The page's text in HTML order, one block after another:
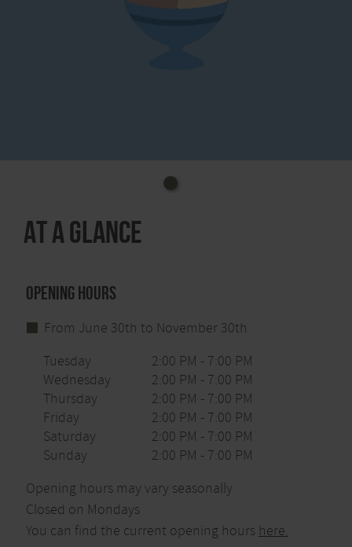
At a glance
Opening hours
From June 30th to November 30th
Tuesday
2:00 PM - 7:00 PM
Wednesday
2:00 PM - 7:00 PM
Thursday
2:00 PM - 7:00 PM
Friday
2:00 PM - 7:00 PM
Saturday
2:00 PM - 7:00 PM
Sunday
2:00 PM - 7:00 PM
Opening hours may vary seasonally
Closed on Mondays
You can find the current opening hours here.